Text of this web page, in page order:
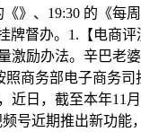
》、19:30 的《每
牌督办。1.【电商
激励办法。辛巴老
商务部电子商务
近日，截至本年11
号近期推出新功能